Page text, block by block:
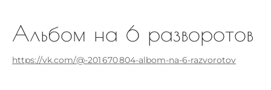
Альбом на 6 разворотов
https://vk.com/@-201 670 804-albom-na-6-razvorotov